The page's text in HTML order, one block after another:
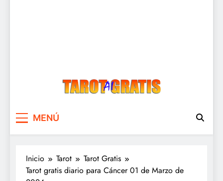
MENÚ
Inicio Tarot
Tarot Gratis
Tarot gratis diario para Cáncer 01 de Marzo de